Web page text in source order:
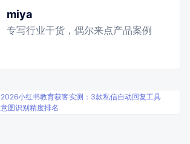
miya
专写行业干货，偶尔来点产品案例
2026小红书教育获客实测：3款私信自动回复工具
意图识别精度排名